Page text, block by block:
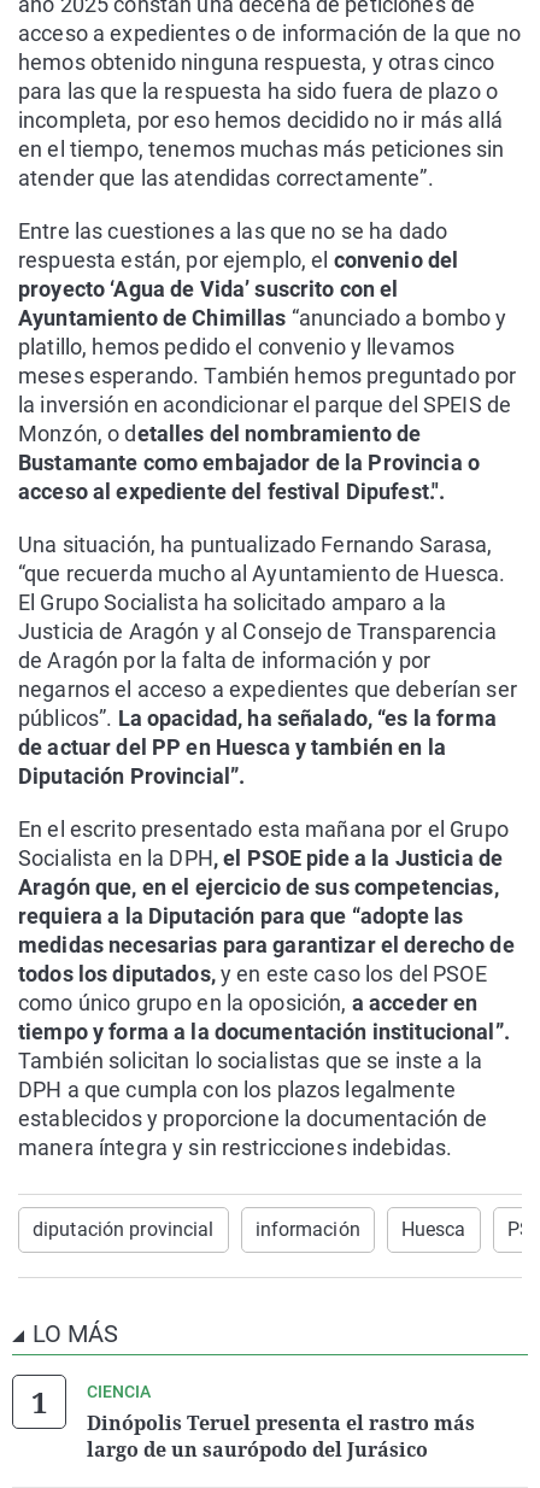
acceso a expedientes o de información de la que no
hemos obtenido ninguna respuesta, y otras cinco
para las que la respuesta ha sido fuera de plazo o
incompleta, por eso hemos decidido no ir más allá
en el tiempo, tenemos muchas más peticiones sin
atender que las atendidas correctamente”.
Entre las cuestiones a las que no se ha dado
respuesta están, por ejemplo, el convenio del
proyecto ‘Agua de Vida’ suscrito con el
Ayuntamiento de Chimillas “anunciado a bombo y
platillo, hemos pedido el convenio y llevamos
meses esperando. También hemos preguntado por
la inversión en acondicionar el parque del SPEIS de
Monzón, o detalles del nombramiento de
Bustamante como embajador de la Provincia o
acceso al expediente del festival Dipufest.".
Una situación, ha puntualizado Fernando Sarasa,
“que recuerda mucho al Ayuntamiento de Huesca.
El Grupo Socialista ha solicitado amparo a la
Justicia de Aragón y al Consejo de Transparencia
de Aragón por la falta de información y por
negarnos el acceso a expedientes que deberían ser
públicos”. La opacidad, ha señalado, “es la forma
de actuar del PP en Huesca y también en la
Diputación Provincial”.
En el escrito presentado esta mañana por el Grupo
Socialista en la DPH, el PSOE pide a la Justicia de
Aragón que, en el ejercicio de sus competencias,
requiera a la Diputación para que “adopte las
medidas necesarias para garantizar el derecho de
todos los diputados,y en este caso los del PSOE
como único grupo en la oposición, a acceder en
tiempo y forma a la documentación institucional”.
También solicitan lo socialistas que se inste a la
DPH a que cumpla con los plazos legalmente
establecidos y proporcione la documentación de
manera íntegra y sin restricciones indebidas.
diputación provincial información Huesca
LO MÁS
CIENCIA
Dinópolis Teruel presenta el rastro más
largo de un saurópodo del Jurásico